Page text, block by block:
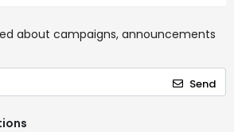
about campaigns, announcements
Send